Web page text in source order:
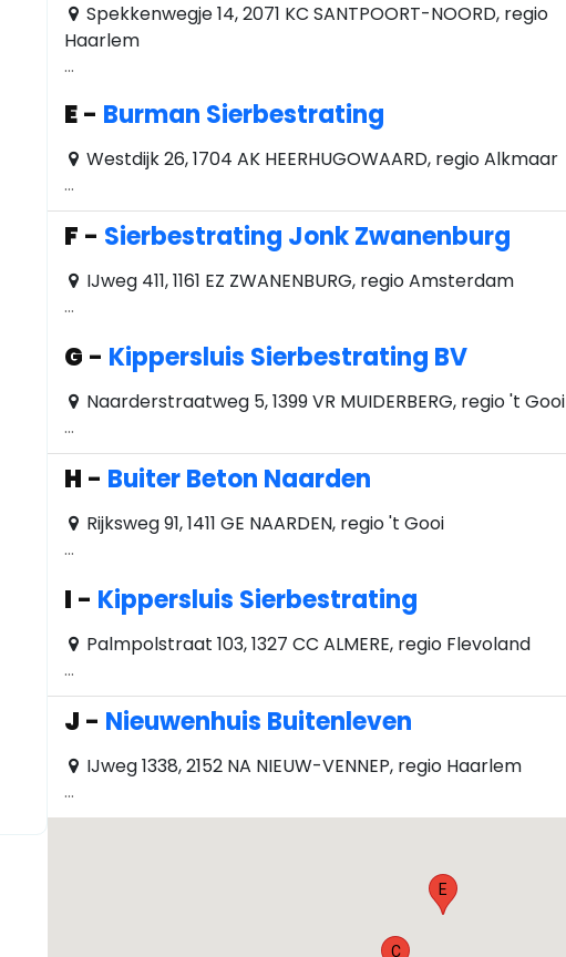
Spekkenwegje 14, 2071 KC SANTPOORT-NOORD, regio
Haarlem
...
E- Burman Sierbestrating
Westdijk 26, 1704 AK HEERHUGOWAARD, regio Alkmaar
...
F - Sierbestrating Jonk Zwanenburg
IJweg 411, 1161 EZ ZWANENBURG, regio Amsterdam
...
G - Kippersluis Sierbestrating BV
Naarderstraatweg 5, 1399 VR MUIDERBERG, regio 't Gooi
...
H - Buiter Beton Naarden
Rijksweg 91, 1411 GE NAARDEN, regio 't Gooi
...
I - Kippersluis Sierbestrating
Palmpolstraat 103, 1327 CC ALMERE, regio Flevoland
...
J - Nieuwenhuis Buitenleven
IJweg 1338, 2152 NA NIEUW-VENNEP, regio Haarlem
...
C
E